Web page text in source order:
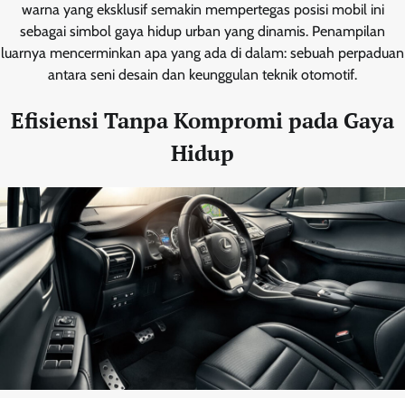
warna yang eksklusif semakin mempertegas posisi mobil ini
sebagai simbol gaya hidup urban yang dinamis. Penampilan
luarnya mencerminkan apa yang ada di dalam: sebuah perpaduan
antara seni desain dan keunggulan teknik otomotif.
Efisiensi Tanpa Kompromi pada Gaya
Hidup